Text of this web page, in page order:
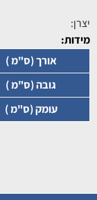
יצרן:
מידות:
אורך (ס"מ )
גובה (ס"מ )
עומק (ס"מ )